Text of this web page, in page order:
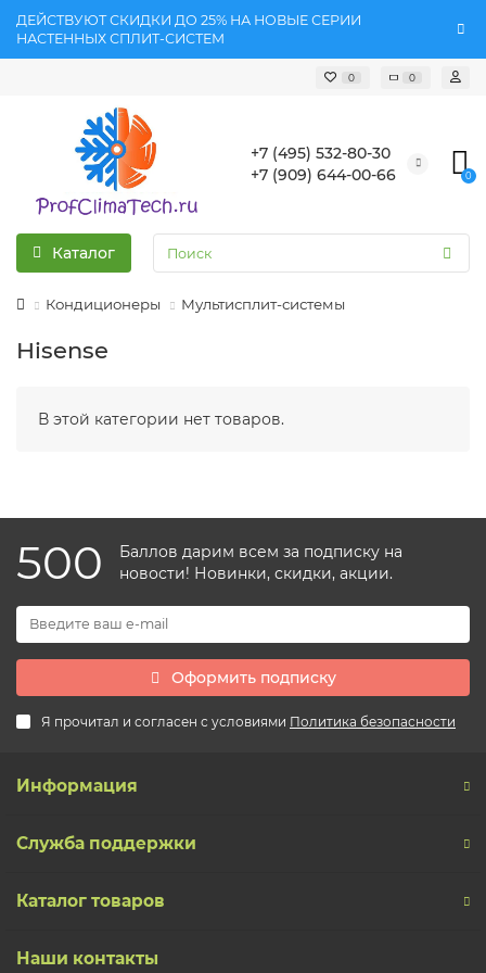
ДЕЙСТВУЮТ СКИДКИ ДО 25% НА НОВЫЕ СЕРИИ
НАСТЕННЫХ СПЛИТ-СИСТЕМ
0 0
+7 (495) 532-80-30
+7 (909) 644-00-66
0
Каталог
Кондиционеры Мультисплит-системы
Hisense
В этой категории нет товаров.
500
Баллов дарим всем за подписку на
новости! Новинки, скидки, акции.
Оформить подписку
Я прочитал и согласен с условиями Политика безопасности
Информация
Служба поддержки
Каталог товаров
Наши контакты